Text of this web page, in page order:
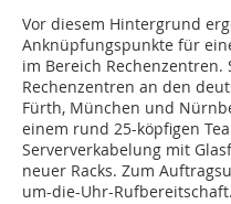
Vor diesem Hintergrund
Anknüpfungspunkte für
im Bereich
Rechenzentren an den
Fürth, München und
einem rund 25-köpfigen
Serververkabelung mit
neuer Racks. Zum
um-die-Uhr-Rufbereitschaft.